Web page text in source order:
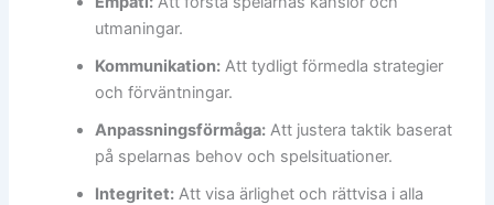
utmaningar.
Kommunikation: Att tydligt förmedla strategier
och förväntningar.
Anpassningsförmåga: Att justera taktik baserat
på spelarnas behov och spelsituationer.
Integritet: Att visa ärlighet och rättvisa i alla